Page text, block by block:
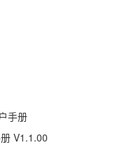
手册
V1.1.00